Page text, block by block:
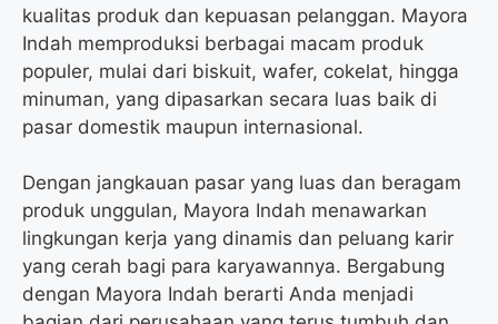
kualitas produk dan kepuasan pelanggan. Mayora
Indah memproduksi berbagai macam produk
populer, mulai dari biskuit, wafer, cokelat, hingga
minuman, yang dipasarkan secara luas baik di
pasar domestik maupun internasional.
Dengan jangkauan pasar yang luas dan beragam
produk unggulan, Mayora Indah menawarkan
lingkungan kerja yang dinamis dan peluang karir
yang cerah bagi para karyawannya. Bergabung
dengan Mayora Indah berarti Anda menjadi